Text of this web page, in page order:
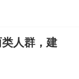
人群，建